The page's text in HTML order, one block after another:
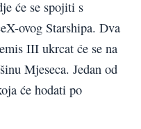
će se spojiti s
ovog Starshipa. Dva
III ukrcat će se na
Mjeseca. Jedan od
će hodati po